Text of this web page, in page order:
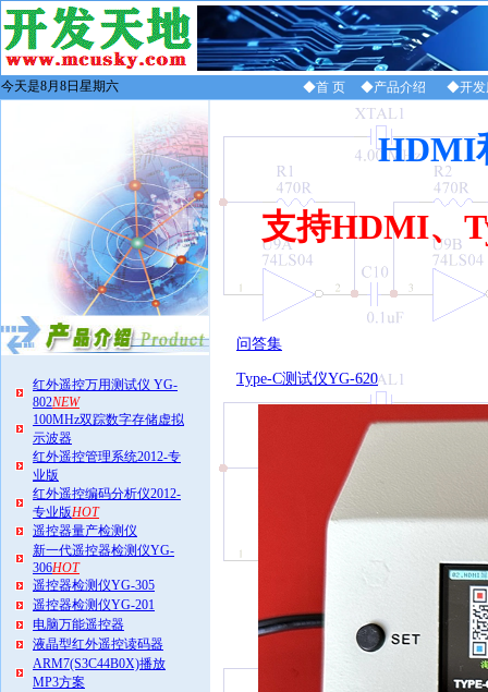
今天是8月8日星期六 ◆首 页 ◆产品介绍 ◆开发
红外遥控万用测试仪 YG-
802NEW
100MHz双踪数字存储虚拟
示波器
红外遥控管理系统2012-专
业版
红外遥控编码分析仪2012-
专业版HOT
遥控器量产检测仪
新一代遥控器检测仪YG-
306HOT
遥控器检测仪YG-305
遥控器检测仪YG-201
电脑万能遥控器
液晶型红外遥控读码器
ARM7(S3C44B0X)播放
MP3方案
HDMI
支持HDMI、
问答集
Type-C测试仪YG-620